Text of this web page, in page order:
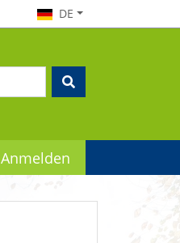
DE
Anmelden